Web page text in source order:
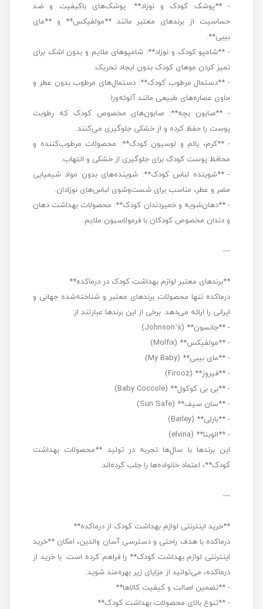
- **پوشک کودک و نوزاد**: پوشک‌های باکیفیت و ضد
حساسیت از برندهای معتبر مانند **مولفیکس** و **مای
بیبی**.
- **شامپو کودک و نوزاد**: شامپوهای ملایم و بدون اشک برای
تمیز کردن موهای کودک بدون ایجاد تحریک.
- **دستمال مرطوب کودک**: دستمال‌های مرطوب بدون عطر و
حاوی عصاره‌های طبیعی مانند آلوئه‌ورا.
- **صابون بچه**: صابون‌های مخصوص کودک که رطوبت
پوست را حفظ کرده و از خشکی جلوگیری می‌کنند.
- **کرم، بالم و لوسیون کودک**: محصولات مرطوب‌کننده و
محافظ پوست کودک برای جلوگیری از خشکی و التهاب.
- **شوینده لباس کودک**: شوینده‌های بدون مواد شیمیایی
مضر و عطر، مناسب برای شست‌وشوی لباس‌های نوزادان.
- **دهان‌شویه و خمیردندان کودک**: محصولات بهداشت دهان
و دندان مخصوص کودکان با فرمولاسیون ملایم.
---
**برندهای معتبر لوازم بهداشت کودک در درماکده**
درماکده تنها محصولات برندهای معتبر و شناخته‌شده جهانی و
ایرانی را ارائه می‌دهد. برخی از این برندها عبارتند از:
- **جانسون** (Johnson’s)
- **مولفیکس** (Molfix)
- **مای بیبی** (My Baby)
- **فیروز** (Firooz)
- **بی بی کوکول** (Baby Coccole)
- **سان سیف** (Sun Safe)
- **بارلی** (Barley)
- **الوینا** (elvina)
این برندها با سال‌ها تجربه در تولید **محصولات بهداشت
کودک**، اعتماد خانواده‌ها را جلب کرده‌اند.
---
**خرید اینترنتی لوازم بهداشت کودک از درماکده**
درماکده با هدف راحتی و دسترسی آسان والدین، امکان **خرید
اینترنتی لوازم بهداشت کودک** را فراهم کرده است. با خرید از
درماکده، می‌توانید از مزایای زیر بهره‌مند شوید:
- **تضمین اصالت و کیفیت کالاها**
- **تنوع بالای محصولات بهداشت کودک**